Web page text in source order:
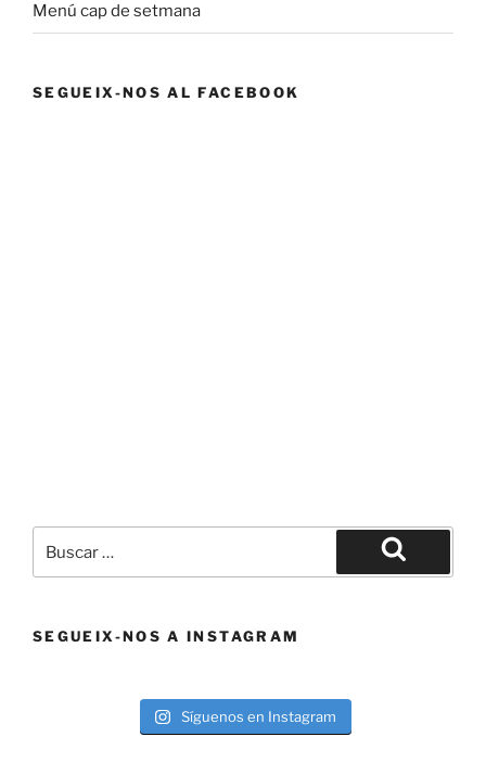
Menú cap de setmana
SEGUEIX-NOS AL FACEBOOK
por:
Buscar
SEGUEIX-NOS A INSTAGRAM
Síguenos en Instagram